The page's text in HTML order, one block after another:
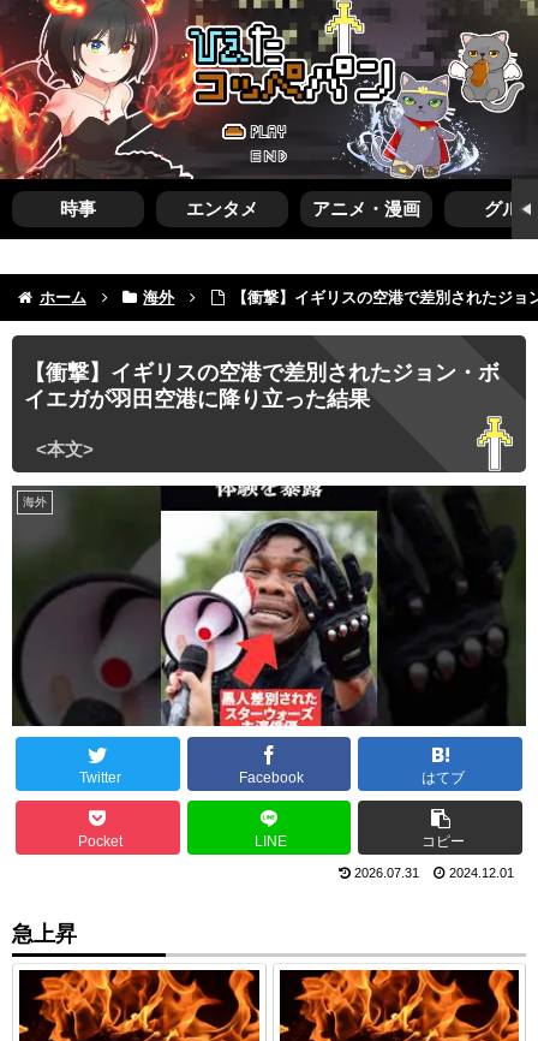
時事 エンタメ アニメ・漫画 グルメ
ホーム 海外 【衝撃】イギリスの空港で差別されたジ
【衝撃】イギリスの空港で差別されたジョン・ボ
イエガが羽田空港に降り立った結果
海外
Twitter Facebook はてブ
Pocket LINE コピー
2026.07.31 2024.12.01
急上昇